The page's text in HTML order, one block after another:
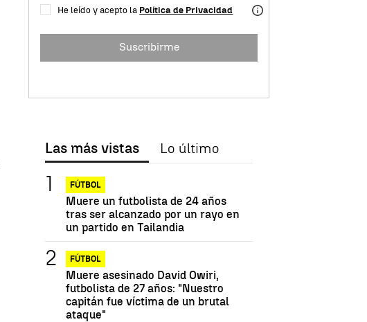
He leído y acepto la Política de Privacidad
Suscribirme
Las más vistas Lo último
FÚTBOL
Muere un futbolista de 24 años
tras ser alcanzado por un rayo en
un partido en Tailandia
FÚTBOL
Muere asesinado David Owiri,
futbolista de 27 años: "Nuestro
capitán fue víctima de un brutal
ataque"